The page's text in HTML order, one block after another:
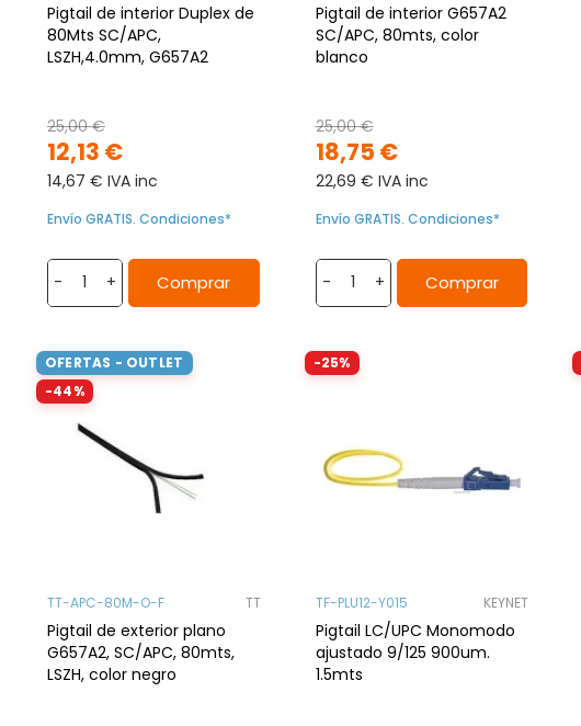
Pigtail de interior Duplex de
80Mts SC/APC,
LSZH,4.0mm, G657A2
12,13 €
25,00 €
14,67 € IVA inc
Envío GRATIS. Condiciones*
- + Comprar
Pigtail de interior G657A2
SC/APC, 80mts, color
blanco
18,75 €
25,00 €
22,69 € IVA inc
Envío GRATIS. Condiciones*
- + Comprar
OFERTAS - OUTLET
-44%
TT-APC-80M-O-F TT
Pigtail de exterior plano
G657A2, SC/APC, 80mts,
LSZH, color negro
-25%
TF-PLU12-Y015 KEYNET
Pigtail LC/UPC Monomodo
ajustado 9/125 900um.
1.5mts